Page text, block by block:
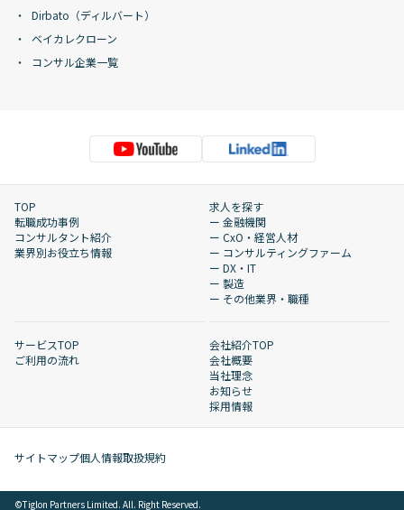
Dirbato（ディルバート）
ベイカレクローン
コンサル企業一覧
TOP
転職成功事例
コンサルタント紹介
業界別お役立ち情報
求人を探す
ー 金融機関
ー CxO・経営人材
ー コンサルティングファーム
ー DX・IT
ー 製造
ー その他業界・職種
サービスTOP
ご利用の流れ
会社紹介TOP
会社概要
当社理念
お知らせ
採用情報
サイトマップ個人情報取扱規約
©︎Tiglon Partners Limited. All. Right Reserved.